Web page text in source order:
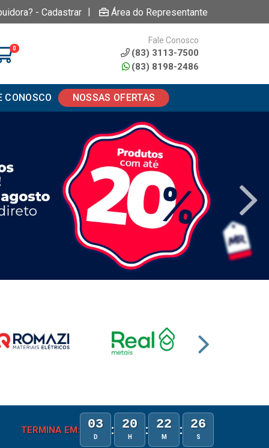
- Cadastrar | Área do Representante
0
Fale Conosco
(83) 3113-7500
(83) 8198-2486
CONOSCO NOSSAS OFERTAS
TERMINA EM: 03
D : 20
H : 22
M : 25
S